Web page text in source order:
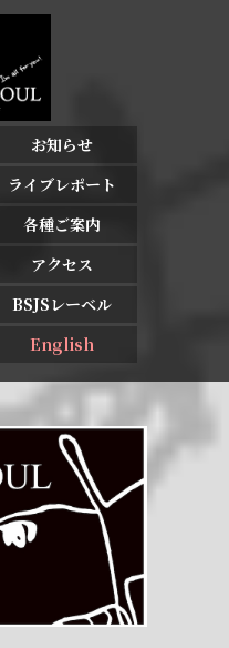
お知らせ
ライブレポート
各種ご案内
アクセス
BSJSレーベル
English